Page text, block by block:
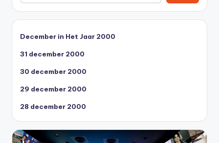
December in Het Jaar 2000
31 december 2000
30 december 2000
29 december 2000
28 december 2000